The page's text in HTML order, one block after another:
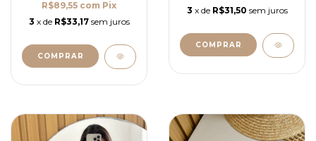
R$89,55 com Pix
3 x de R$33,17 sem juros
COMPRAR
3 x de R$31,50 sem juros
COMPRAR